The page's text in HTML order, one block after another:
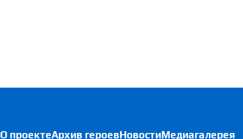
О проектеАрхив героевНовостиМедиагалерея